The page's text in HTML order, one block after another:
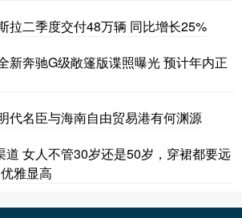
拉二季度交付48万辆 同比增长25%
新奔驰G级敞篷版谍照曝光 预计年内正
代名臣与海南自由贸易港有何渊源
道 女人不管30岁还是50岁，穿裙都要远
雅显高